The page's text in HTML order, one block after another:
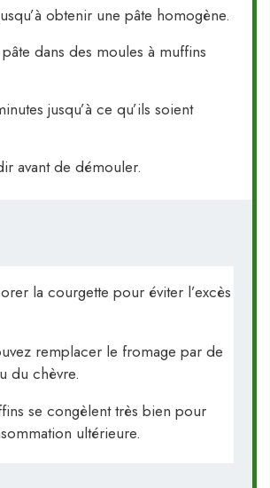
obtenir une pâte homogène.
dans des moules à muffins
jusqu’à ce qu’ils soient
avant de démouler.
la courgette pour éviter l’excès
remplacer le fromage par de
du chèvre.
se congèlent très bien pour
ultérieure.